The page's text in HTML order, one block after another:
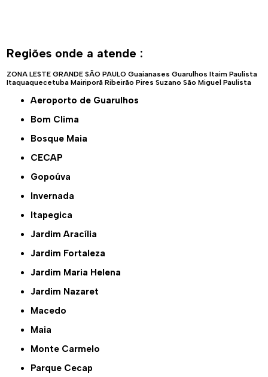
Regiões onde a atende :
ZONA LESTE GRANDE SÃO PAULO Guaianases Guarulhos Itaim Paulista
Itaquaquecetuba Mairiporã Ribeirão Pires Suzano São Miguel Paulista
Aeroporto de Guarulhos
Bom Clima
Bosque Maia
CECAP
Gopoúva
Invernada
Itapegica
Jardim Aracília
Jardim Fortaleza
Jardim Maria Helena
Jardim Nazaret
Macedo
Maia
Monte Carmelo
Parque Cecap